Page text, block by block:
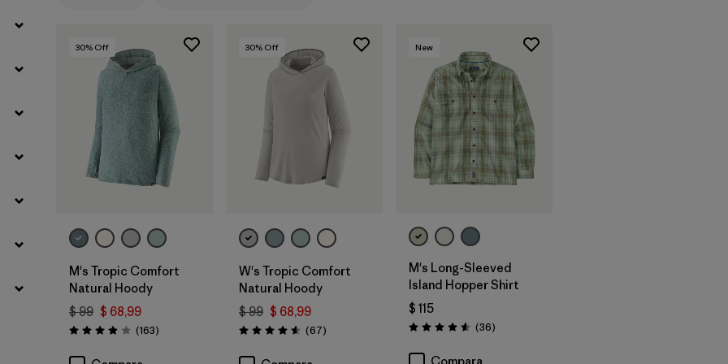
30% Off
M's Tropic Comfort
Natural Hoody
$ 99 $ 68,99
Valoración: 3.9 / 5
(163Comentarios
)
30% Off
W's Tropic Comfort
Natural Hoody
$ 99 $ 68,99
Valoración: 4.6 / 5
(67Comentarios
)
New
M's Long-Sleeved
Island Hopper Shirt
$ 115
Valoración: 4.6 / 5
(36Comentarios
)
Compara